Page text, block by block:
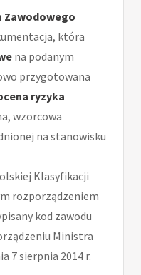
Zawodowego
która
na podanym
przygotowana
ryzyka
wzorcowa
na stanowisku
Klasyfikacji
rozporządzeniem
kod zawodu
Ministra
7 sierpnia 2014 r.